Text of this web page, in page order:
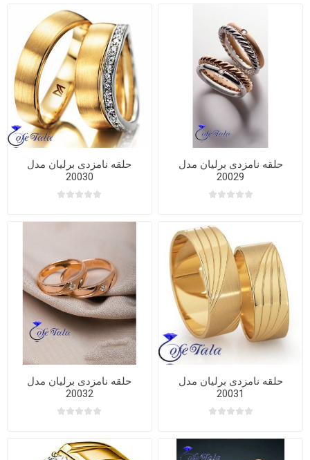
حلقه نامزدی برلیان مدل
20029
حلقه نامزدی برلیان مدل
20030
حلقه نامزدی برلیان مدل
20031
حلقه نامزدی برلیان مدل
20032